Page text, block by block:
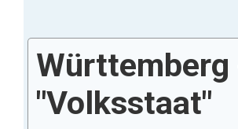
"Volksstaat"